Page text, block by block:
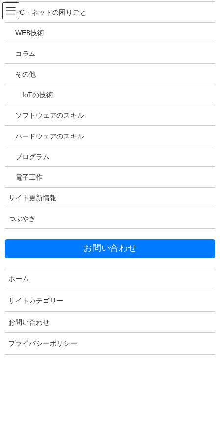
コ
ン
テ
ツ
ス
ッ
ナ
ビ
ゲ
シ
ン
移
吉川万能ＩＴ研究所
メディア
HOME
2021年5月17日
20210517130804
Facebook X Bluesky
Threads
Copy
コメントを残す
PC・ネットの困りごと
WEB技術
コラム
その他
IoTの技術
ソフトウェアのスキル
ハードウェアのスキル
プログラム
電子工作
サイト更新情報
つぶやき
お問い合わせ
ホーム
サイトカテゴリー
お問い合わせ
プライバシーポリシー